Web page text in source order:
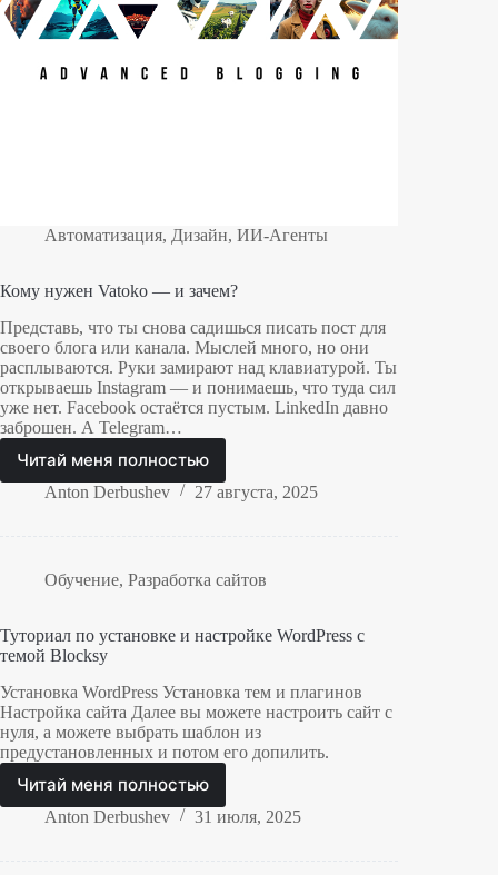
Автоматизация, Дизайн, ИИ-Агенты
Кому нужен Vatoko — и зачем?
Представь, что ты снова садишься писать пост для
своего блога или канала. Мыслей много, но они
расплываются. Руки замирают над клавиатурой. Ты
открываешь Instagram — и понимаешь, что туда сил
уже нет. Facebook остаётся пустым. LinkedIn давно
заброшен. А Telegram…
Читай меня полностью
Кому
нужен
зачем?
Anton Derbushev 27 августа, 2025
Обучение, Разработка сайтов
Туториал по установке и настройке WordPress с
темой Blocksy
Установка WordPress Установка тем и плагинов
Настройка сайта Далее вы можете настроить сайт с
нуля, а можете выбрать шаблон из
предустановленных и потом его допилить.
Читай меня полностью
Туториал
по
Anton Derbushev 31 июля, 2025